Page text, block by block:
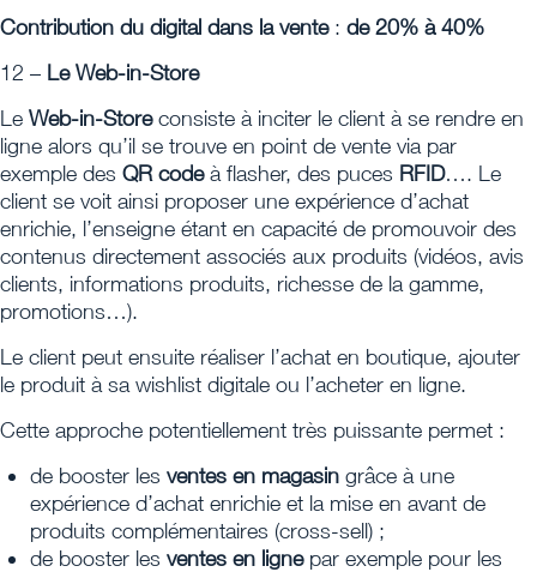
Contribution du digital dans la vente: de 20% à 40%
12 – Le Web-in-Store
Le Web-in-Storeconsiste à inciter le client à se rendre en
ligne alors qu’il se trouve en point de vente via par
exemple des QR codeà flasher, des puces RFID…. Le
client se voit ainsi proposer une expérience d’achat
enrichie, l’enseigne étant en capacité de promouvoir des
contenus directement associés aux produits (vidéos, avis
clients, informations produits, richesse de la gamme,
promotions…).
Le client peut ensuite réaliser l’achat en boutique, ajouter
le produit à sa wishlist digitale ou l’acheter en ligne.
Cette approche potentiellement très puissante permet :
de booster les ventes en magasin grâce à une
expérience d’achat enrichie et la mise en avant de
produits complémentaires (cross-sell) ;
de booster les ventes en lignepar exemple pour les